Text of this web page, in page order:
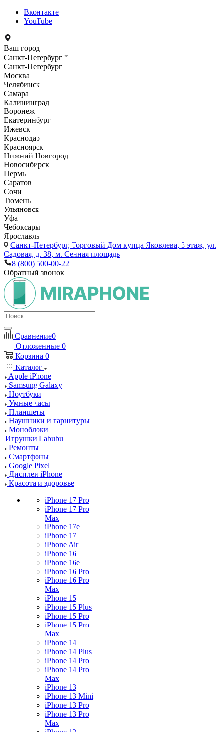
Вконтакте
YouTube
Ваш город
Санкт-Петербург
Санкт-Петербург
Москва
Челябинск
Самара
Калининград
Воронеж
Екатеринбург
Ижевск
Краснодар
Красноярск
Нижний Новгород
Новосибирск
Пермь
Саратов
Сочи
Тюмень
Ульяновск
Уфа
Чебоксары
Ярославль
Санкт-Петербург, Торговый Дом купца Яковлева, 3 этаж, ул.
Садовая, д. 38, м. Сенная площадь
8 (800) 500-00-22
Обратный звонок
Сравнение0
Отложенные 0
Корзина 0
Каталог
Apple iPhone
Samsung Galaxy
Ноутбуки
Умные часы
Планшеты
Наушники и гарнитуры
Моноблоки
Игрушки Labubu
Ремонты
Смартфоны
Google Pixel
Дисплеи iPhone
Красота и здоровье
iPhone 17 Pro
iPhone 17 Pro
Max
iPhone 17e
iPhone 17
iPhone Air
iPhone 16
iPhone 16e
iPhone 16 Pro
iPhone 16 Pro
Max
iPhone 15
iPhone 15 Plus
iPhone 15 Pro
iPhone 15 Pro
Max
iPhone 14
iPhone 14 Plus
iPhone 14 Pro
iPhone 14 Pro
Max
iPhone 13
iPhone 13 Mini
iPhone 13 Pro
iPhone 13 Pro
Max